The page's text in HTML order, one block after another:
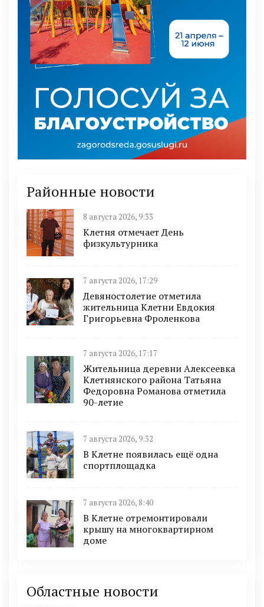
Районные новости
8 августа 2026, 9:33
Клетня отмечает День
физкультурника
7 августа 2026, 17:29
Девяностолетие отметила
жительница Клетни Евдокия
Григорьевна Фроленкова
7 августа 2026, 17:17
Жительница деревни Алексеевка
Клетнянского района Татьяна
Федоровна Романова отметила
90-летие
7 августа 2026, 9:32
В Клетне появилась ещё одна
спортплощадка
7 августа 2026, 8:40
В Клетне отремонтировали
крышу на многоквартирном
доме
Областные новости